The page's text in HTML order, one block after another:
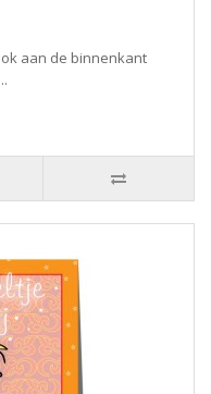
aan de binnenkant